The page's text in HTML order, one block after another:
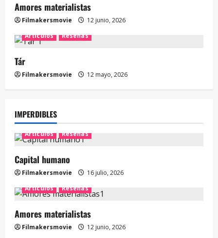
Amores materialistas
Filmakersmovie
12 junio, 2026
Artículos
Reseñas
Tár
Filmakersmovie 12 mayo, 2026
IMPERDIBLES
Artículos Reseñas
Capital humano
Filmakersmovie
16 julio, 2026
Artículos
Reseñas
Amores materialistas
Filmakersmovie
12 junio, 2026